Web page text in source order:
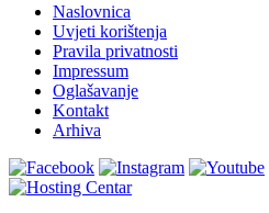
Naslovnica
Uvjeti korištenja
Pravila privatnosti
Impressum
Oglašavanje
Kontakt
Arhiva